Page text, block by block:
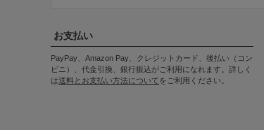
お支払い
PayPay、Amazon Pay、クレジットカード、後払い（コン
ビニ）、代金引換、銀行振込がご利用になれます。詳しく
は送料とお支払い方法についてをご利用ください。